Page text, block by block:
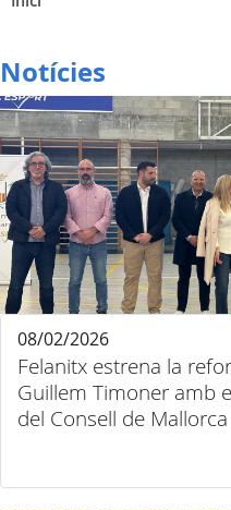
Notícies
Felanitx estrena la
Guillem Timoner amb
del Consell de Mallorca
08/02/2026